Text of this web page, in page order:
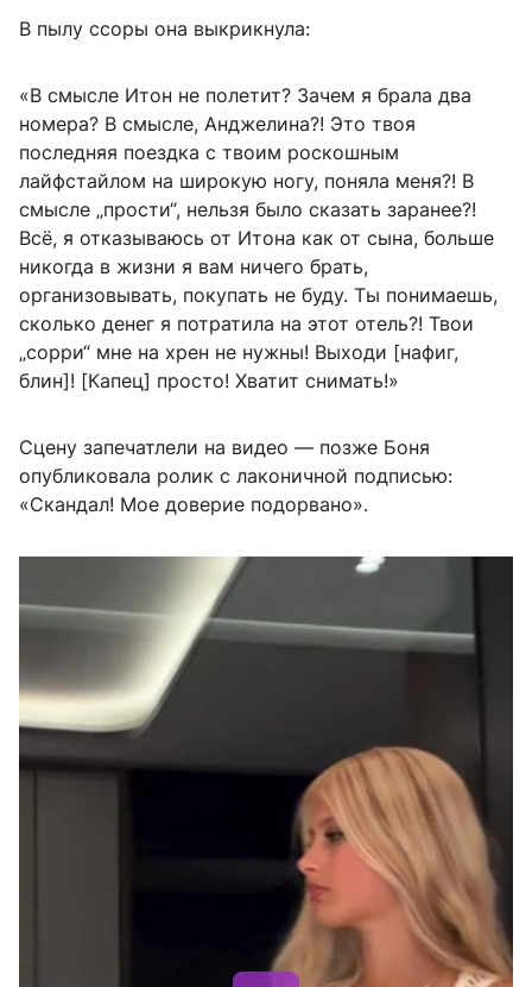
В пылу ссоры она выкрикнула:
«В смысле Итон не полетит? Зачем я брала два
номера? В смысле, Анджелина?! Это твоя
последняя поездка с твоим роскошным
лайфстайлом на широкую ногу, поняла меня?! В
смысле „прости“, нельзя было сказать заранее?!
Всё, я отказываюсь от Итона как от сына, больше
никогда в жизни я вам ничего брать,
организовывать, покупать не буду. Ты понимаешь,
сколько денег я потратила на этот отель?! Твои
„сорри“ мне на хрен не нужны! Выходи [нафиг,
блин]! [Капец] просто! Хватит снимать!»
Сцену запечатлели на видео — позже Боня
опубликовала ролик с лаконичной подписью:
«Скандал! Мое доверие подорвано».